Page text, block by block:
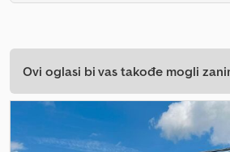
Ovi oglasi bi vas takođe mogli